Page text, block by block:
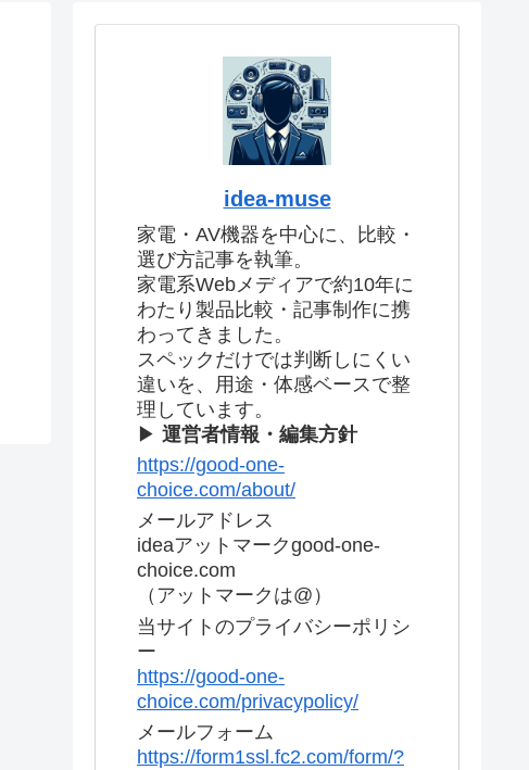
idea-muse
家電・AV機器を中心に、比較・
選び方記事を執筆。
家電系Webメディアで約10年に
わたり製品比較・記事制作に携
わってきました。
スペックだけでは判断しにくい
違いを、用途・体感ベースで整
理しています。
▶ 運営者情報・編集方針
https://good-one-
choice.com/about/
メールアドレス
ideaアットマークgood-one-
choice.com
（アットマークは@）
当サイトのプライバシーポリシ
ー
https://good-one-
choice.com/privacypolicy/
メールフォーム
https://form1ssl.fc2.com/form/?